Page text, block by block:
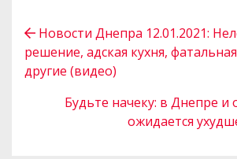
Новости Днепра 12.01.2021:
решение, адская кухня,
другие (видео)
Будьте начеку: в Днепре и
ожидается